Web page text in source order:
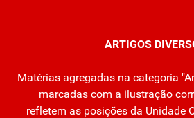
ARTIGOS
Matérias agregadas na categoria
marcadas com a ilustração
refletem as posições da Unidade